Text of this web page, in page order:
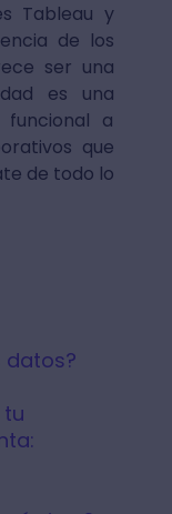
Tableau y
de los
ser una
es una
funcional a
que
de todo lo
datos?